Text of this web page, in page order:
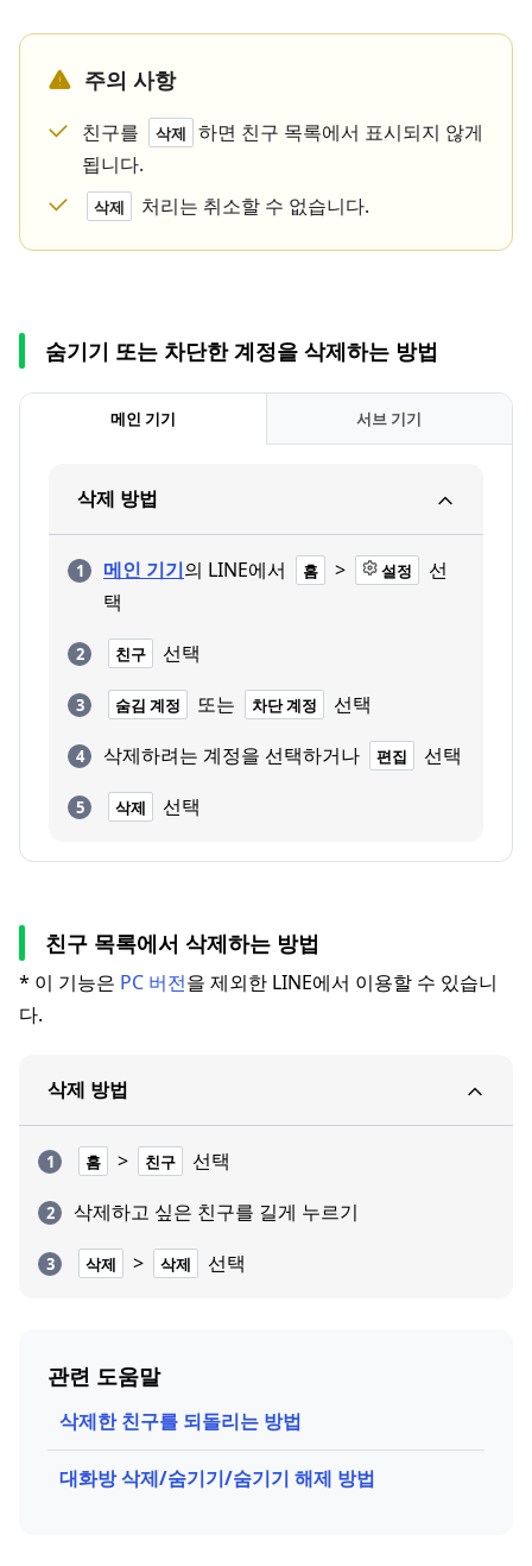
주의 사항
친구를 삭제
하면 친구 목록에서 표시되지 않게
됩니다.
삭제 처리는 취소할 수 없습니다.
숨기기 또는 차단한 계정을 삭제하는 방법
메인 기기 서브 기기
삭제 방법
메인 기기의 LINE에서 홈 > 설정
선
택
친구 선택
숨김 계정 또는 차단 계정
선택
삭제하려는 계정을 선택하거나
편집 선택
삭제 선택
친구 목록에서 삭제하는 방법
* 이 기능은 PC 버전을 제외한 LINE에서 이용할 수 있습니
다.
삭제 방법
홈 > 친구
선택
삭제하고 싶은 친구를 길게 누르기
삭제 > 삭제 선택
관련 도움말
삭제한 친구를 되돌리는 방법
대화방 삭제/숨기기/숨기기 해제 방법